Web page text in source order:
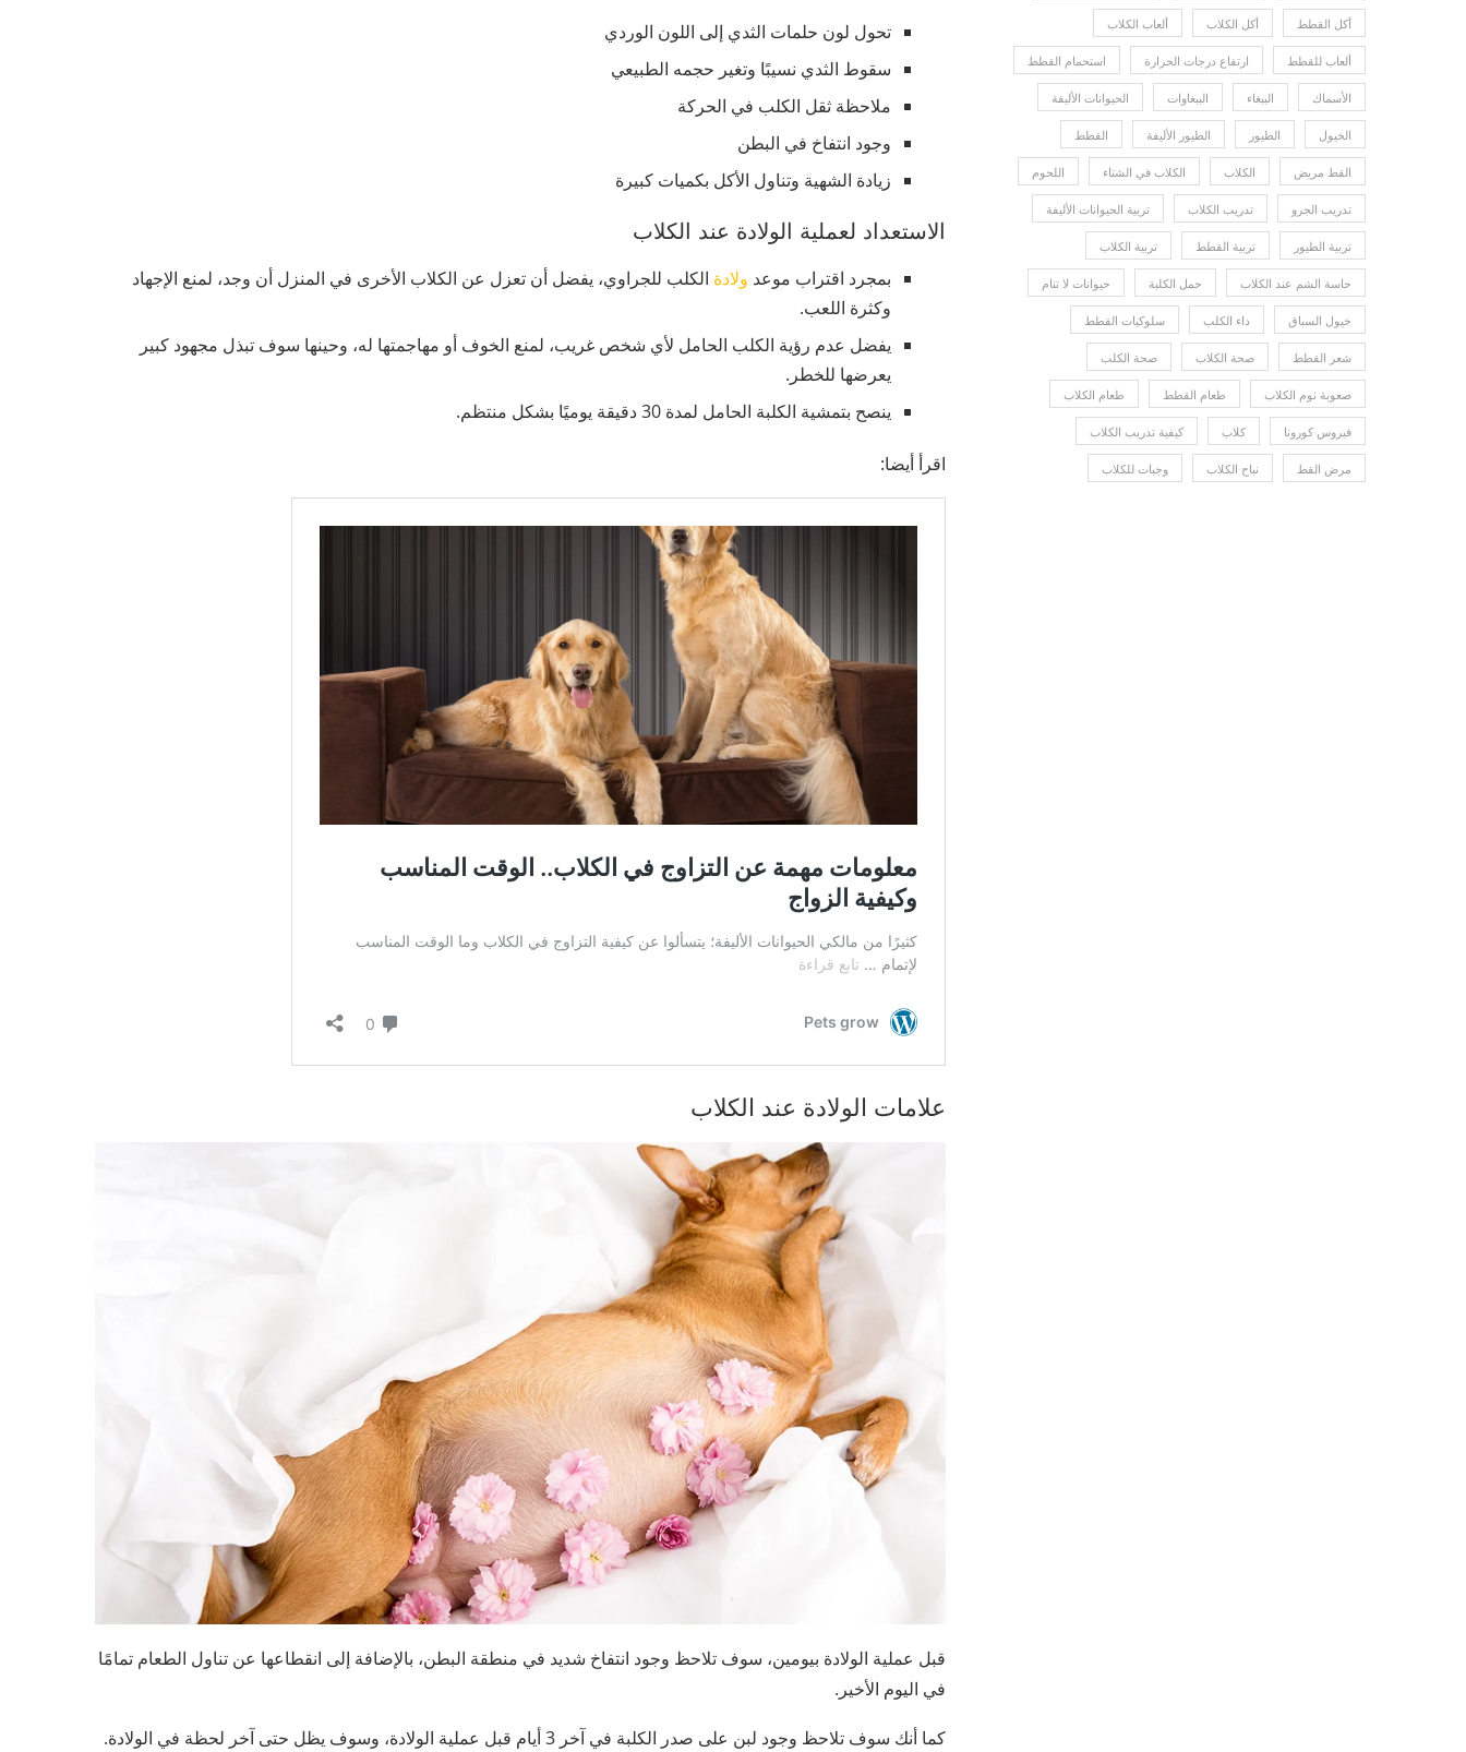
تحول لون حلمات الثدي إلى اللون الوردي
سقوط الثدي نسيبًا وتغير حجمه الطبيعي
ملاحظة ثقل الكلب في الحركة
وجود انتفاخ في البطن
زيادة الشهية وتناول الأكل بكميات كبيرة
الاستعداد لعملية الولادة عند الكلاب
بمجرد اقتراب موعد ولادة الكلب للجراوي، يفضل أن تعزل عن الكلاب الأخرى في المنزل أن وجد، لمنع الإجهاد
وكثرة اللعب.
يفضل عدم رؤية الكلب الحامل لأي شخص غريب، لمنع الخوف أو مهاجمتها له، وحينها سوف تبذل مجهود كبير
يعرضها للخطر.
ينصح بتمشية الكلبة الحامل لمدة 30 دقيقة يوميًا بشكل منتظم.
اقرأ أيضا:
علامات الولادة عند الكلاب
قبل عملية الولادة بيومين، سوف تلاحظ وجود انتفاخ شديد في منطقة البطن، بالإضافة إلى انقطاعها عن تناول الطعام تمامًا
في اليوم الأخير.
كما أنك سوف تلاحظ وجود لبن على صدر الكلبة في آخر 3 أيام قبل عملية الولادة، وسوف يظل حتى آخر لحظة في الولادة.
أكل القطط أكل الكلاب ألعاب الكلاب
ألعاب للقطط ارتفاع درجات الحرارة استحمام القطط
الأسماك الببغاء الببغاوات الحيوانات الأليفة
الخيول الطيور الطيور الأليفة القطط
القط مريض الكلاب الكلاب في الشتاء اللحوم
تدريب الجرو تدريب الكلاب تربية الحيوانات الأليفة
تربية الطيور تربية القطط تربية الكلاب
حاسة الشم عند الكلاب حمل الكلبة حيوانات لا تنام
خيول السباق داء الكلب سلوكيات القطط
شعر القطط صحة الكلاب صحة الكلب
صعوبة نوم الكلاب طعام القطط طعام الكلاب
فيروس كورونا كلاب كيفية تدريب الكلاب
مرض القط نباح الكلاب وجبات للكلاب